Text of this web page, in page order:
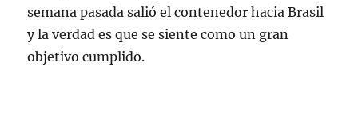
semana pasada salió el contenedor hacia Brasil
y la verdad es que se siente como un gran
objetivo cumplido.